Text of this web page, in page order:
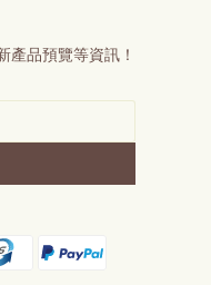
產品預覽等資訊！